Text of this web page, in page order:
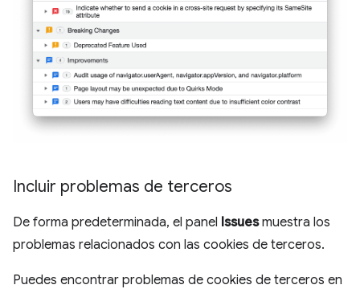
Incluir problemas de terceros
De forma predeterminada, el panel Issuesmuestra los
problemas relacionados con las cookies de terceros.
Puedes encontrar problemas de cookies de terceros en